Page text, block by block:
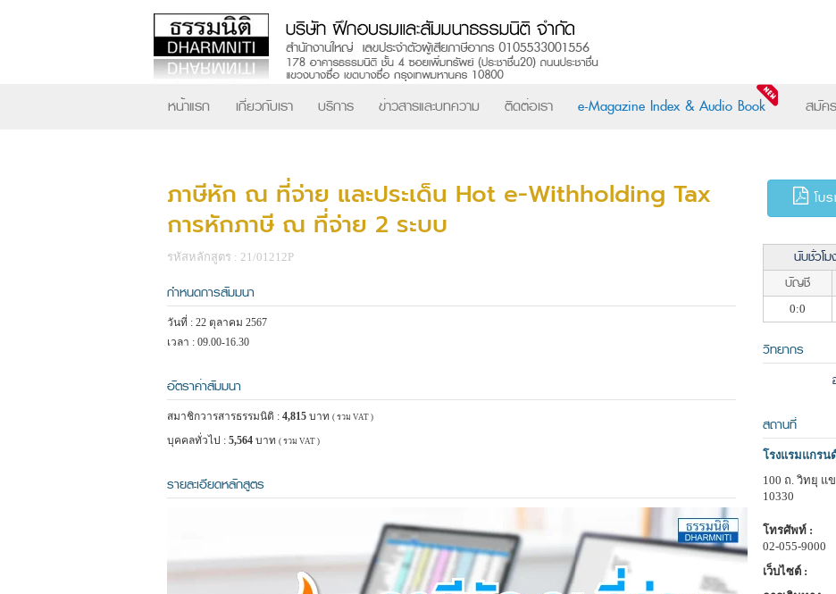
หน้าแรก เกี่ยวกับเรา บริการ ข่าวสารและบทความ ติดต่อเรา e-Magazine Index & Audio Book สมัค
ภาษีหัก ณ ที่จ่าย และประเด็น Hot e-Withholding Tax
การหักภาษี ณ ที่จ่าย 2 ระบบ
รหัสหลักสูตร : 21/01212P
กำหนดการสัมมนา
วันที่ : 22 ตุลาคม 2567
เวลา : 09.00-16.30
อัตราค่าสัมมนา
สมาชิกวารสารธรรมนิติ : 4,815 บาท ( รวม VAT )
บุคคลทั่วไป : 5,564 บาท ( รวม VAT )
รายละเอียดหลักสูตร
โบ
นับชั่วโ
บัญชี
0:0
วิทยากร
สถานที่
โรงแรมแกรน
100 ถ. วิทยุ แ
10330
โทรศัพท์ :
02-055-9000
เว็บไซต์ :